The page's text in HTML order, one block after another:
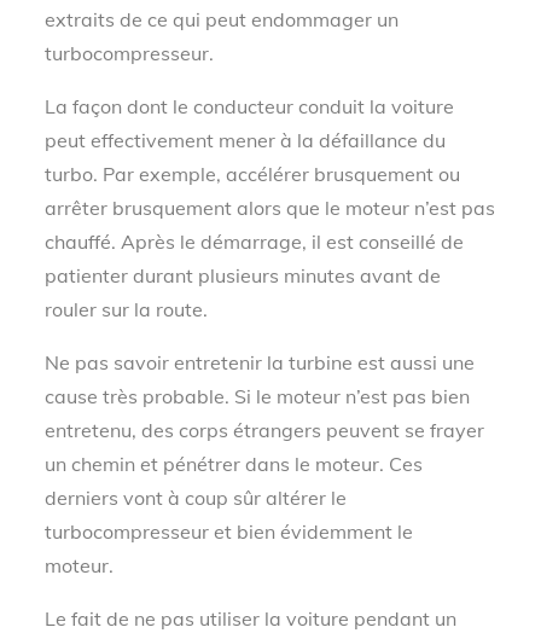
extraits de ce qui peut endommager un
turbocompresseur.
La façon dont le conducteur conduit la voiture
peut effectivement mener à la défaillance du
turbo. Par exemple, accélérer brusquement ou
arrêter brusquement alors que le moteur n’est pas
chauffé. Après le démarrage, il est conseillé de
patienter durant plusieurs minutes avant de
rouler sur la route.
Ne pas savoir entretenir la turbine est aussi une
cause très probable. Si le moteur n’est pas bien
entretenu, des corps étrangers peuvent se frayer
un chemin et pénétrer dans le moteur. Ces
derniers vont à coup sûr altérer le
turbocompresseur et bien évidemment le
moteur.
Le fait de ne pas utiliser la voiture pendant un